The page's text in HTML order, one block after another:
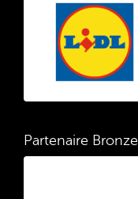
Partenaire Bronze